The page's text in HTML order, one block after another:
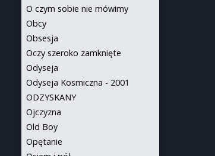
O czym sobie nie mówimy
Obcy
Obsesja
Oczy szeroko zamknięte
Odyseja
Odyseja Kosmiczna - 2001
ODZYSKANY
Ojczyzna
Old Boy
Opętanie